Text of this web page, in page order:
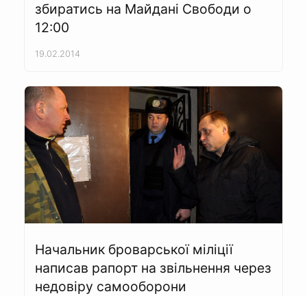
збиратись на Майдані Свободи о
12:00
19.02.2014
Начальник броварської міліції
написав рапорт на звільнення через
недовіру самооборони